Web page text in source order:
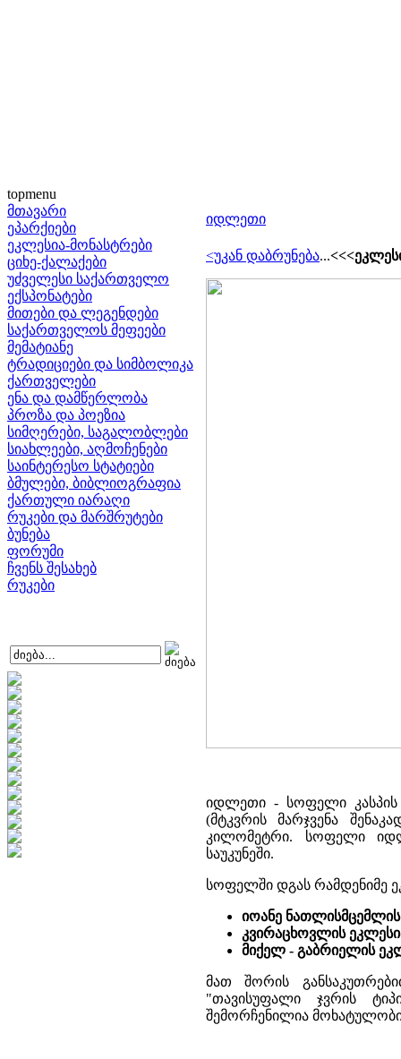
topmenu
მთავარი
ეპარქიები
ეკლესია-მონასტრები
ციხე-ქალაქები
უძველესი საქართველო
ექსპონატები
მითები და ლეგენდები
საქართველოს მეფეები
მემატიანე
ტრადიციები და სიმბოლიკა
ქართველები
ენა და დამწერლობა
პროზა და პოეზია
სიმღერები, საგალობლები
სიახლეები, აღმოჩენები
საინტერესო სტატიები
ბმულები, ბიბლიოგრაფია
ქართული იარაღი
რუკები და მარშრუტები
ბუნება
ფორუმი
ჩვენს შესახებ
რუკები
იდლეთი
<უკან დაბრუნება...
იდლეთი - სოფელი კასპის
(მტკვრის მარჯვენა
კილომეტრი. სოფელი
საუკუნეში.
სოფელში დგას რამდენიმე
იოანე
კვირაცხოვლის
მიქელ - გაბრიელის
მათ შორის
"თავისუფალი ჯვრის
შემორჩენილია